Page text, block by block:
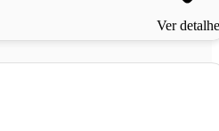
Ver